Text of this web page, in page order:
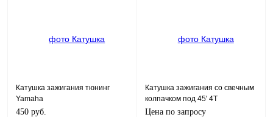
Катушка зажигания тюнинг
Yamaha
450 руб.
Катушка зажигания со свечным
колпачком под 45' 4Т
Цена по запросу